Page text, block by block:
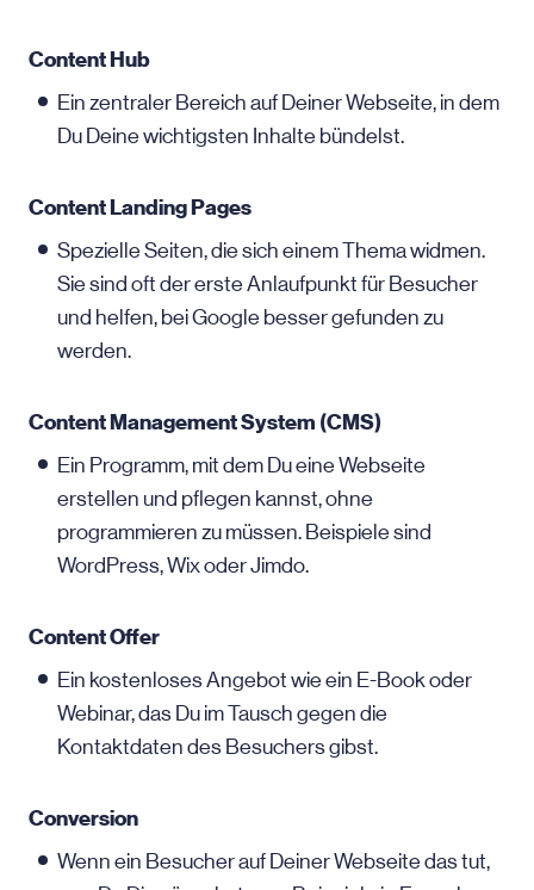
Content Hub
Ein zentraler Bereich auf Deiner Webseite, in dem
Du Deine wichtigsten Inhalte bündelst.
Content Landing Pages
Spezielle Seiten, die sich einem Thema widmen.
Sie sind oft der erste Anlaufpunkt für Besucher
und helfen, bei Google besser gefunden zu
werden.
Content Management System (CMS)
Ein Programm, mit dem Du eine Webseite
erstellen und pflegen kannst, ohne
programmieren zu müssen. Beispiele sind
WordPress, Wix oder Jimdo.
Content Offer
Ein kostenloses Angebot wie ein E-Book oder
Webinar, das Du im Tausch gegen die
Kontaktdaten des Besuchers gibst.
Conversion
Wenn ein Besucher auf Deiner Webseite das tut,